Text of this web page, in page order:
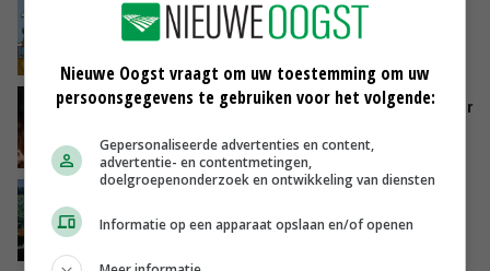
Internationale vraag naar geitenzuivel blijft
groot: Nederland in Europese top
Vlaamse varkensstapel krimpt, pluimveesector
GISTEREN, 15:20
je gelukkig van wordt’
Nieuwe Oogst vraagt om uw toestemming om uw
persoonsgegevens te gebruiken voor het volgende:
Gepersonaliseerde advertenties en content,
advertentie- en contentmetingen,
doelgroepenonderzoek en ontwikkeling van diensten
Informatie op een apparaat opslaan en/of openen